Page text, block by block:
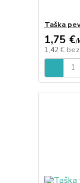
Taška
1,75 €/
1,42 €